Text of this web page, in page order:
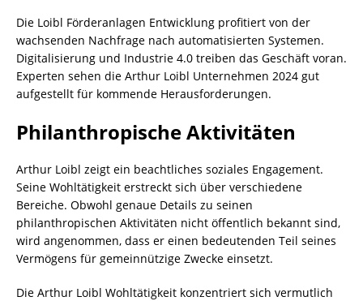
Die Loibl Förderanlagen Entwicklung profitiert von der
wachsenden Nachfrage nach automatisierten Systemen.
Digitalisierung und Industrie 4.0 treiben das Geschäft voran.
Experten sehen die Arthur Loibl Unternehmen 2024 gut
aufgestellt für kommende Herausforderungen.
Philanthropische Aktivitäten
Arthur Loibl zeigt ein beachtliches soziales Engagement.
Seine Wohltätigkeit erstreckt sich über verschiedene
Bereiche. Obwohl genaue Details zu seinen
philanthropischen Aktivitäten nicht öffentlich bekannt sind,
wird angenommen, dass er einen bedeutenden Teil seines
Vermögens für gemeinnützige Zwecke einsetzt.
Die Arthur Loibl Wohltätigkeit konzentriert sich vermutlich